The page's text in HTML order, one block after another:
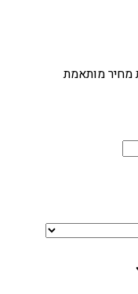
מחיר מותאמת